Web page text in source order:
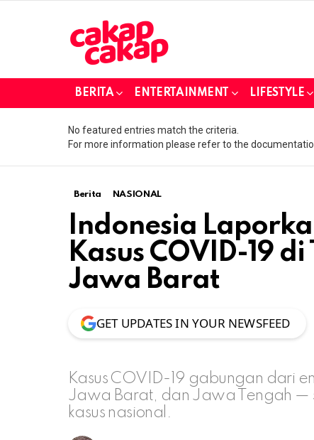
BERITA ENTERTAINMENT LIFESTYLE
No featured entries match the criteria.
For more information please refer to the
Berita NASIONAL
Indonesia
Kasus COVID-19
Jawa Barat
GET UPDATES IN YOUR NEWSFEED
Kasus COVID-19 gabungan dari
Jawa Barat, dan Jawa Tengah —
kasus nasional.